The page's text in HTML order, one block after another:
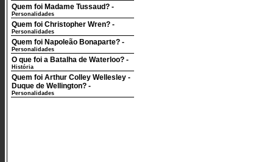
Quem foi Madame Tussaud? -
Personalidades
Quem foi Christopher Wren? -
Personalidades
Quem foi Napoleão Bonaparte? -
Personalidades
O que foi a Batalha de Waterloo? -
História
Quem foi Arthur Colley Wellesley -
Duque de Wellington? -
Personalidades